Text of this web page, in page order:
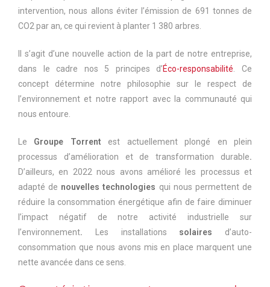
intervention, nous allons éviter l’émission de 691 tonnes de
CO2 par an, ce qui revient à planter 1 380 arbres.
Il s’agit d’une nouvelle action de la part de notre entreprise,
dans le cadre nos 5 principes d’Éco-responsabilité. Ce
concept détermine notre philosophie sur le respect de
l’environnement et notre rapport avec la communauté qui
nous entoure.
Le Groupe Torrent
est actuellement plongé en plein
processus d’amélioration et de transformation durable.
D’ailleurs, en 2022 nous avons amélioré les processus et
adapté de nouvelles technologies qui nous permettent de
réduire la consommation énergétique afin de faire diminuer
l’impact négatif de notre activité industrielle sur
l’environnement. Les installations solaires d’auto-
consommation que nous avons mis en place marquent une
nette avancée dans ce sens.